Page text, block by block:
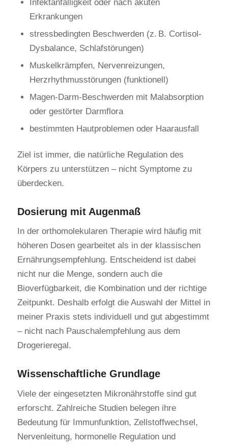
Infektanfälligkeit oder nach akuten
Erkrankungen
stressbedingten Beschwerden (z. B. Cortisol-
Dysbalance, Schlafstörungen)
Muskelkrämpfen, Nervenreizungen,
Herzrhythmusstörungen (funktionell)
Magen-Darm-Beschwerden mit Malabsorption
oder gestörter Darmflora
bestimmten Hautproblemen oder Haarausfall
Ziel ist immer, die natürliche Regulation des
Körpers zu unterstützen – nicht Symptome zu
überdecken.
Dosierung mit Augenmaß
In der orthomolekularen Therapie wird häufig mit
höheren Dosen gearbeitet als in der klassischen
Ernährungsempfehlung. Entscheidend ist dabei
nicht nur die Menge, sondern auch die
Bioverfügbarkeit, die Kombination und der richtige
Zeitpunkt. Deshalb erfolgt die Auswahl der Mittel in
meiner Praxis stets individuell und gut abgestimmt
– nicht nach Pauschalempfehlung aus dem
Drogerieregal.
Wissenschaftliche Grundlage
Viele der eingesetzten Mikronährstoffe sind gut
erforscht. Zahlreiche Studien belegen ihre
Bedeutung für Immunfunktion, Zellstoffwechsel,
Nervenleitung, hormonelle Regulation und